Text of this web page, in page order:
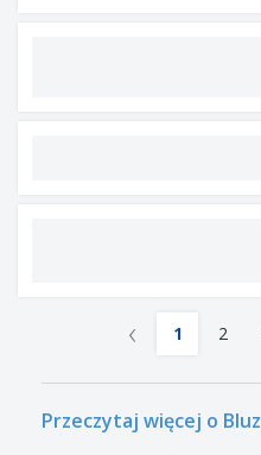
‹ 1 2
Przeczytaj więcej o